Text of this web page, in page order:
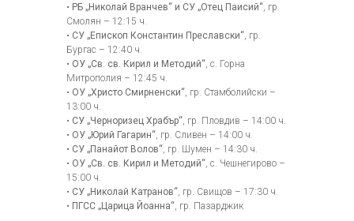
• РБ „Николай Вранчев“ и СУ „Отец Паисий“, гр.
Смолян – 12:15 ч.
• СУ „Епископ Константин Преславски“, гр.
Бургас – 12:40 ч.
• ОУ „Св. св. Кирил и Методий“, с. Горна
Митрополия – 12:45 ч.
• ОУ „Христо Смирненски“, гр. Стамболийски –
13:00 ч.
• СУ „Черноризец Храбър“, гр. Пловдив – 14:00 ч.
• ОУ „Юрий Гагарин“, гр. Сливен – 14:00 ч.
• СУ „Панайот Волов“, гр. Шумен – 14:30 ч.
• ОУ „Св. св. Кирил и Методий“, с. Чешнегирово –
15:00 ч.
• СУ „Николай Катранов“, гр. Свищов – 17:30 ч.
• ПГСС „Царица Йоанна“, гр. Пазарджик